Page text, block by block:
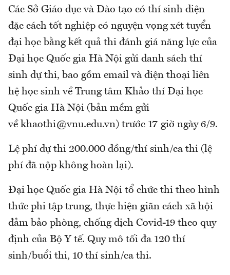
Các Sở Giáo dục và Đào tạo có thí sinh diện
đặc cách tốt nghiệp có nguyện vọng xét tuyển
đại học bằng kết quả thi đánh giá năng lực của
Đại học Quốc gia Hà Nội gửi danh sách thí
sinh dự thi, bao gồm email và điện thoại liên
hệ học sinh về Trung tâm Khảo thí Đại học
Quốc gia Hà Nội (bản mềm gửi
về khaothi@vnu.edu.vn) trước 17 giờ ngày 6/9.
Lệ phí dự thi 200.000 đồng/thí sinh/ca thi (lệ
phí đã nộp không hoàn lại).
Đại học Quốc gia Hà Nội tổ chức thi theo hình
thức phi tập trung, thực hiện giãn cách xã hội
đảm bảo phòng, chống dịch Covid-19 theo quy
định của Bộ Y tế. Quy mô tối đa 120 thí
sinh/buổi thi, 10 thí sinh/ca thi.